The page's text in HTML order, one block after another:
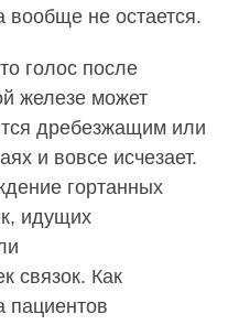
вообще не остается.
голос после
железе может
дребезжащим или
и вовсе исчезает.
гортанных
идущих
связок. Как
пациентов